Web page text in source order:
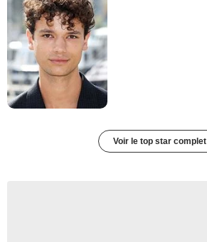
Voir le top star complet